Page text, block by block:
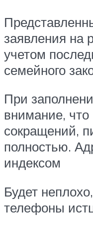
заявления на
учетом
семейного
При
внимание, что
сокращений,
полностью.
индексом
Будет
телефоны